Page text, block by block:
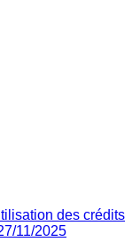
des crédits
11/2025